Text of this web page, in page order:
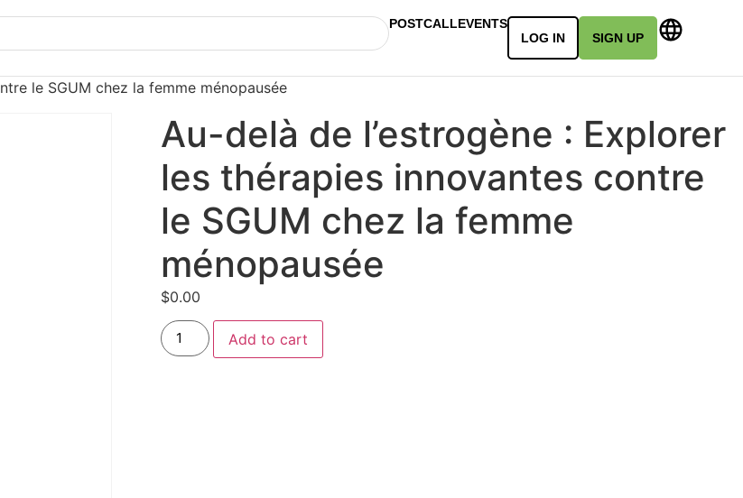
POSTCALLEVENTS
LOG IN
SIGN UP
le SGUM chez la femme ménopausée
Au-delà de l’estrogène : Explorer
les thérapies innovantes contre
le SGUM chez la femme
ménopausée
$0.00
Add to cart